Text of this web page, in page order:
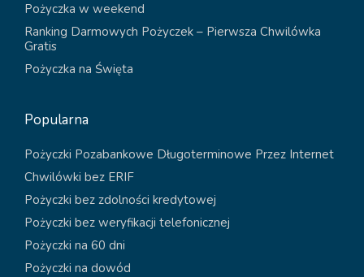
Pożyczka w weekend
Ranking Darmowych Pożyczek – Pierwsza Chwilówka
Gratis
Pożyczka na Święta
Popularna
Pożyczki Pozabankowe Długoterminowe Przez Internet
Chwilówki bez ERIF
Pożyczki bez zdolności kredytowej
Pożyczki bez weryfikacji telefonicznej
Pożyczki na 60 dni
Pożyczki na dowód